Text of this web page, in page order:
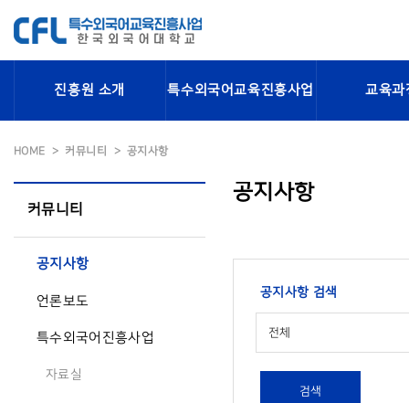
진흥원 소개 특수외국어교육진흥사업 교육과
HOME 커뮤니티 공지사항
커뮤니티
공지사항
언론보도
특수외국어진흥사업
자료실
공지사항
공지사항 검색
전체
검색